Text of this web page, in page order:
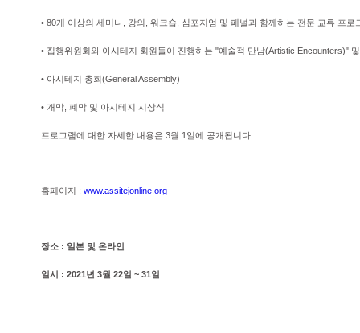
• 80개 이상의 세미나, 강의, 워크숍, 심포지엄 및 패널과 함께하는 전문 교류 프로
• 집행위원회와 아시테지 회원들이 진행하는 "예술적 만남(Artistic Encounters)"
• 아시테지 총회(General Assembly)
• 개막, 폐막 및 아시테지 시상식
프로그램에 대한 자세한 내용은 3월 1일에 공개됩니다.
홈페이지 : www.assitejonline.org
장소 : 일본 및 온라인
일시 : 2021년 3월 22일 ~ 31일